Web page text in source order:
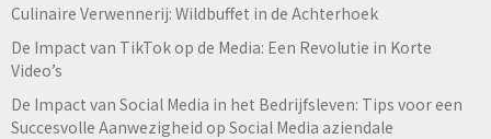
Culinaire Verwennerij: Wildbuffet in de Achterhoek
De Impact van TikTok op de Media: Een Revolutie in Korte
Video’s
De Impact van Social Media in het Bedrijfsleven: Tips voor een
Succesvolle Aanwezigheid op Social Media aziendale